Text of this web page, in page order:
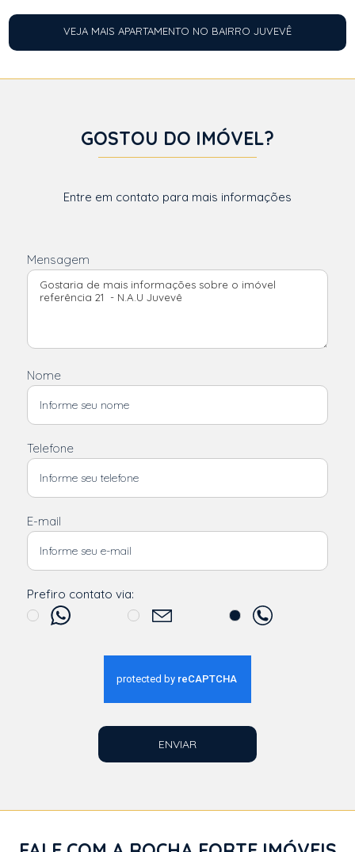
VEJA MAIS APARTAMENTO NO BAIRRO JUVEVÊ
GOSTOU DO IMÓVEL?
Entre em contato para mais informações
Mensagem
Nome
Telefone
E-mail
Prefiro contato via:
ENVIAR